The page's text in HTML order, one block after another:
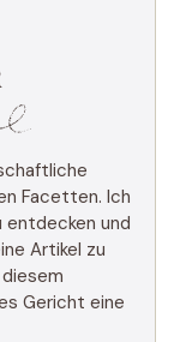
Facetten. Ich
entdecken und
Artikel zu
Gericht eine